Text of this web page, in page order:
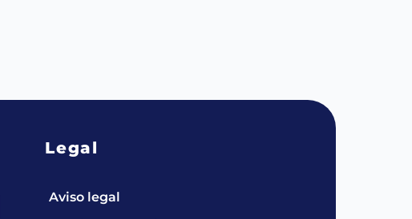
Legal
Aviso legal